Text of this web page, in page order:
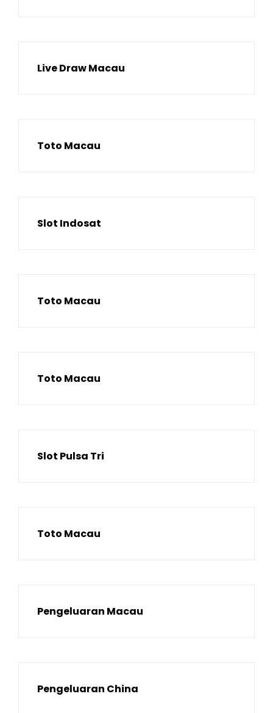
Live Draw Macau
Toto Macau
Slot Indosat
Toto Macau
Toto Macau
Slot Pulsa Tri
Toto Macau
Pengeluaran Macau
Pengeluaran China